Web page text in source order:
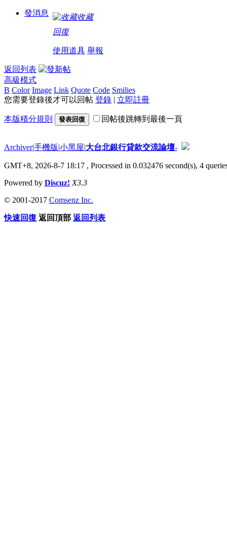
發消息
收藏
回復
使用道具 舉報
返回列表
高級模式
B Color Image Link Quote Code Smilies
您需要登錄後才可以回帖 登錄 | 立即註冊
本版積分規則 發表回復 回帖後跳轉到最後一頁
Archiver|手機版|小黑屋|大台北銀行貸款交流論壇-
GMT+8, 2026-8-7 18:17 , Processed in 0.032476 second(s), 4
Powered by Discuz! X3.3
© 2001-2017 Comsenz Inc.
快速回復 返回頂部 返回列表